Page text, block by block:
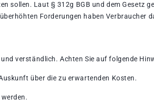
sollen. Laut § 312g BGB und dem Gesetz
Forderungen haben Verbraucher
verständlich. Achten Sie auf folgende
über die zu erwartenden Kosten.